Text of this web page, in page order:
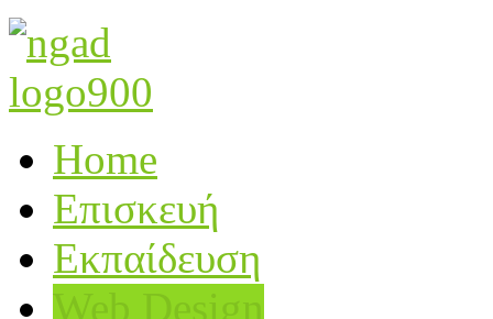
Home
Επισκευή
Εκπαίδευση